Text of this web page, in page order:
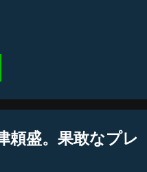
頼盛。果敢なプレ